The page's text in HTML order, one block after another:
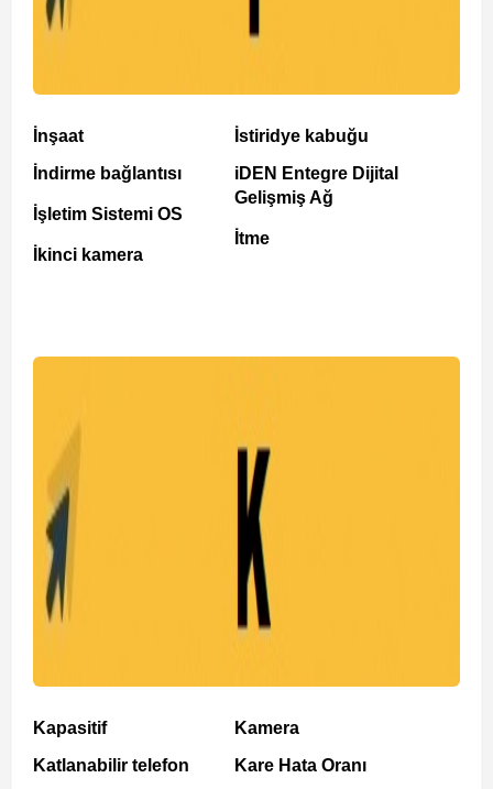
İnşaat
İndirme bağlantısı
İşletim Sistemi OS
İkinci kamera
İstiridye kabuğu
iDEN Entegre Dijital
Gelişmiş Ağ
İtme
Kapasitif
Katlanabilir telefon
Kamera
Kare Hata Oranı